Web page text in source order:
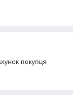
покупця